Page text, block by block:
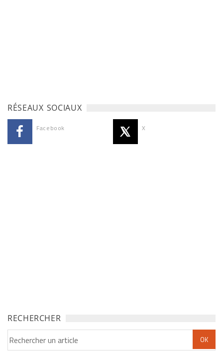
RÉSEAUX SOCIAUX
Facebook X
RECHERCHER